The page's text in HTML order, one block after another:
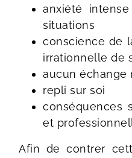
anxiété
situations
conscience de
irrationnelle de
aucun échange
repli sur soi
conséquences
et
Afin de contrer